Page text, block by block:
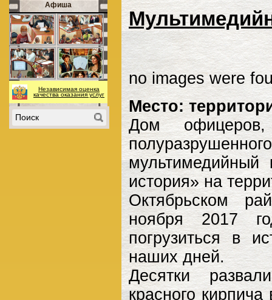
no images were
Место:
Дом
история» на
Октябрьском
ноября 2017
погрузиться в
наших дней.
Десятки
красного
Афиша
Независимая оценка
качества оказания услуг